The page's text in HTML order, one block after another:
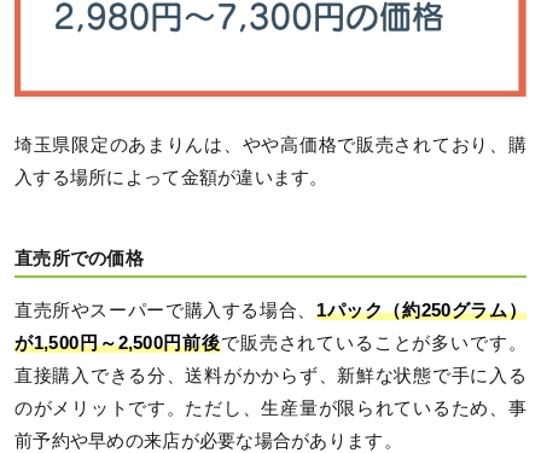
埼玉県限定のあまりんは、やや高価格で販売されており、購
入する場所によって金額が違います。
直売所での価格
直売所やスーパーで購入する場合、 1パック（約250グラム）
が1,500円～2,500円前後で販売されていることが多いです。
直接購入できる分、送料がかからず、新鮮な状態で手に入る
のがメリットです。ただし、生産量が限られているため、事
前予約や早めの来店が必要な場合があります。